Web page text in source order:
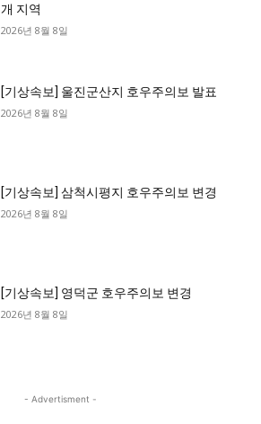
개 지역
2026년 8월 8일
[기상속보] 울진군산지 호우주의보 발표
2026년 8월 8일
[기상속보] 삼척시평지 호우주의보 변경
2026년 8월 8일
[기상속보] 영덕군 호우주의보 변경
2026년 8월 8일
- Advertisment -